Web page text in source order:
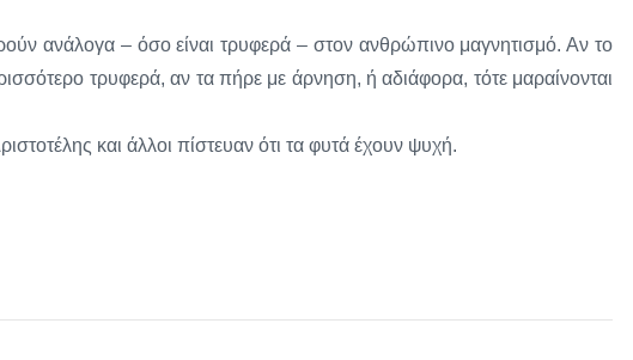
ανάλογα – όσο είναι τρυφερά – στον ανθρώπινο μαγνητισμό. Αν το
τρυφερά, αν τα πήρε με άρνηση, ή αδιάφορα, τότε μαραίνονται
και άλλοι πίστευαν ότι τα φυτά έχουν ψυχή.